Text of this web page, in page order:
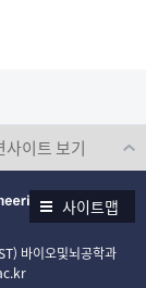
사이트맵
바이오및뇌공학과